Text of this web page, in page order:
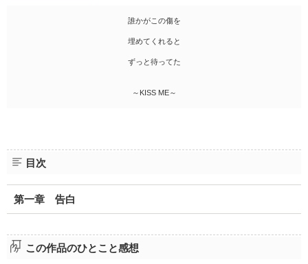
誰かがこの傷を
埋めてくれると
ずっと待ってた
～KISS ME～
目次
第一章 告白
この作品のひとこと感想